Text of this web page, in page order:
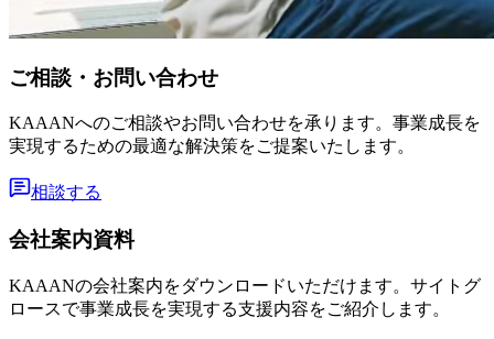
ご相談・お問い合わせ
KAAANへのご相談やお問い合わせを承ります。事業成長を
実現するための最適な解決策をご提案いたします。
相談する
会社案内資料
KAAANの会社案内をダウンロードいただけます。サイトグ
ロースで事業成長を実現する支援内容をご紹介します。